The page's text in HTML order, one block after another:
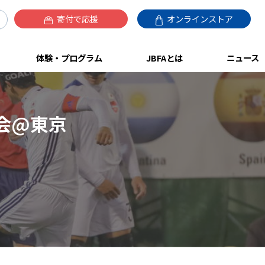
寄付で応援 オンラインストア
体験・プログラム JBFAとは ニュース
@東京